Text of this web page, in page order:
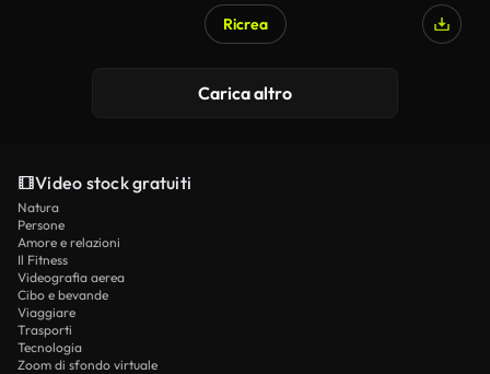
Ricrea
Carica altro
Video stock gratuiti
Natura
Persone
Amore e relazioni
Il Fitness
Videografia aerea
Cibo e bevande
Viaggiare
Trasporti
Tecnologia
Zoom di sfondo virtuale